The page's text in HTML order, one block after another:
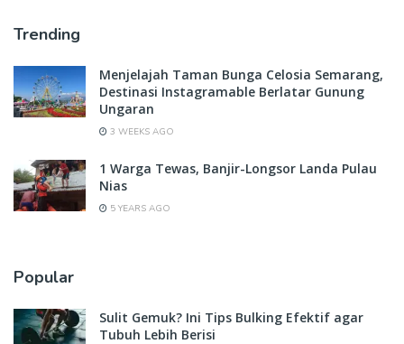
Trending
Menjelajah Taman Bunga Celosia Semarang,
Destinasi Instagramable Berlatar Gunung
Ungaran
3 WEEKS AGO
1 Warga Tewas, Banjir-Longsor Landa Pulau
Nias
5 YEARS AGO
Popular
Sulit Gemuk? Ini Tips Bulking Efektif agar
Tubuh Lebih Berisi